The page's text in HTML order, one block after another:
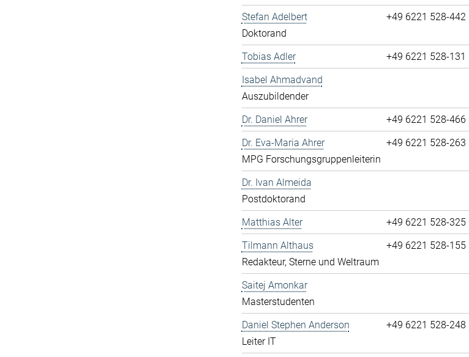
Stefan Adelbert
Doktorand
+49 6221 528-442
Tobias Adler +49 6221 528-131
Isabel Ahmadvand
Auszubildender
Dr. Daniel Ahrer +49 6221 528-466
Dr. Eva-Maria Ahrer
MPG Forschungsgruppenleiterin
+49 6221 528-263
Dr. Ivan Almeida
Postdoktorand
Matthias Alter +49 6221 528-325
Tilmann Althaus
Redakteur, Sterne und Weltraum
+49 6221 528-155
Saitej Amonkar
Masterstudenten
Daniel Stephen Anderson
Leiter IT
+49 6221 528-248